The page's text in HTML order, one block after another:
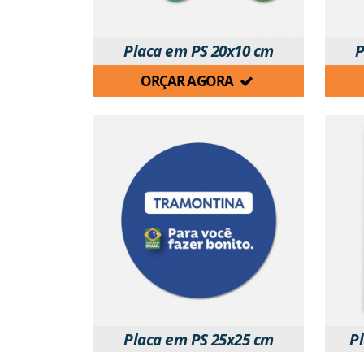
Placa em PS 20x10 cm
ORÇAR AGORA
Placa em PS 25x25 cm